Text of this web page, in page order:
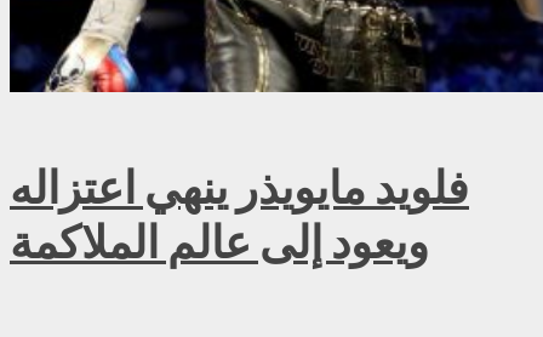
فلويد مايويذر ينهي اعتزاله
ويعود إلى عالم الملاكمة